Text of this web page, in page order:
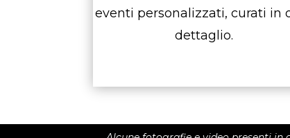
eventi personalizzati, curati in
dettaglio.